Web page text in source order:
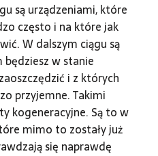
są urządzeniami, które
często i na które jak
W dalszym ciągu są
w stanie
i z których
przyjemne. Takimi
kogeneracyjne. Są to w
mimo to zostały już
się naprawdę